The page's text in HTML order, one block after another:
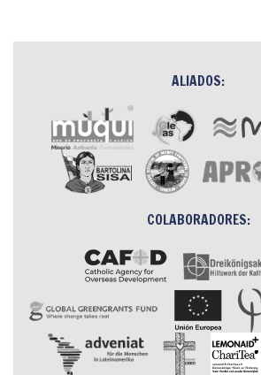
ALIADOS:
COLABORADORES: